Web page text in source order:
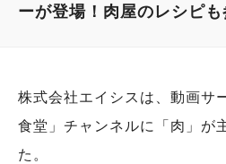
ーが登場！肉屋のレシピも
株式会社エイシスは、動画サ
食堂」チャンネルに「肉」が
た。